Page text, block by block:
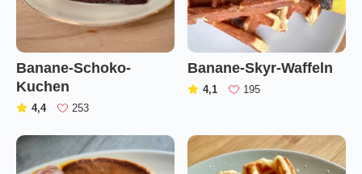
Banane-Schoko-
Kuchen
4,4 (
253
Banane-Skyr-Waffeln
4,1 (195